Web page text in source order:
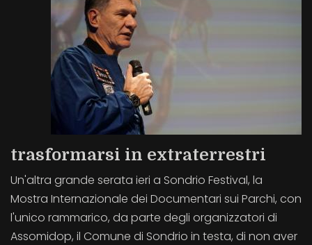
trasformarsi in extraterrestri
Un'altra grande serata ieri a Sondrio Festival, la
Mostra Internazionale dei Documentari sui Parchi, con
l'unico rammarico, da parte degli organizzatori di
Assomidop, il Comune di Sondrio in testa, di non aver